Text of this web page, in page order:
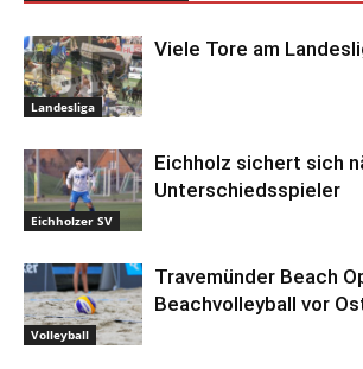
Landesliga
Viele Tore am
Eichholzer SV
Eichholz sichert sich
Unterschiedsspieler
Volleyball
Travemünder Beach
Beachvolleyball vor